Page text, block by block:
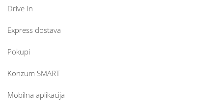
Drive In
Express dostava
Pokupi
Konzum SMART
Mobilna aplikacija